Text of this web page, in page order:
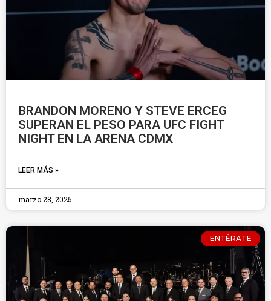
BRANDON MORENO Y STEVE ERCEG
SUPERAN EL PESO PARA UFC FIGHT
NIGHT EN LA ARENA CDMX
LEER MÁS »
marzo 28, 2025
ENTÉRATE